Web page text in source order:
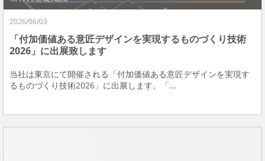
2026/06/03
「付加価値ある意匠デザインを実現するものづくり技術
2026」に出展致します
当社は東京にて開催される「付加価値ある意匠デザインを実現す
るものづくり技術2026」に出展します。「...